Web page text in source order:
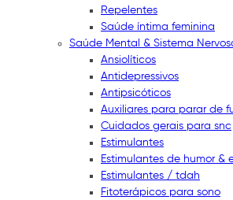
Repelentes
Saúde íntima feminina
Saúde Mental & Sistema
Ansiolíticos
Antidepressivos
Antipsicóticos
Auxiliares para parar de
Cuidados gerais para snc
Estimulantes
Estimulantes de humor &
Estimulantes / tdah
Fitoterápicos para sono